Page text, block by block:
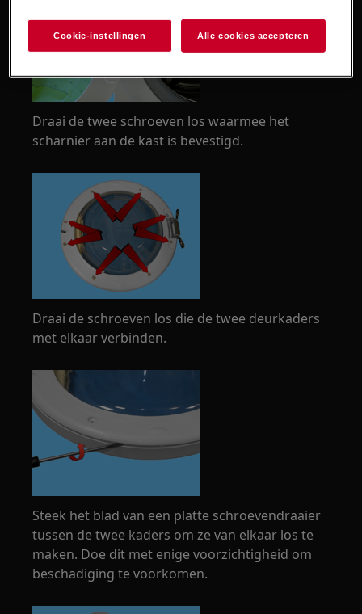
Draai de twee schroeven los waarmee het
scharnier aan de kast is bevestigd.
Draai de schroeven los die de twee deurkaders
met elkaar verbinden.
Steek het blad van een platte schroevendraaier
tussen de twee kaders om ze van elkaar los te
maken. Doe dit met enige voorzichtigheid om
beschadiging te voorkomen.
Cookie-instellingen Alle cookies accepteren